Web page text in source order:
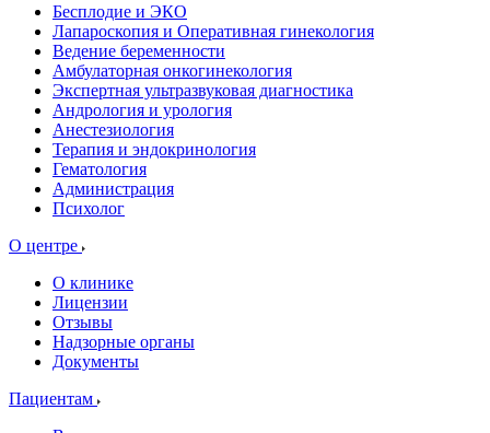
Бесплодие и ЭКО
Лапароскопия и Оперативная гинекология
Ведение беременности
Амбулаторная онкогинекология
Экспертная ультразвуковая диагностика
Андрология и урология
Анестезиология
Терапия и эндокринология
Гематология
Администрация
Психолог
О центре
О клинике
Лицензии
Отзывы
Надзорные органы
Документы
Пациентам